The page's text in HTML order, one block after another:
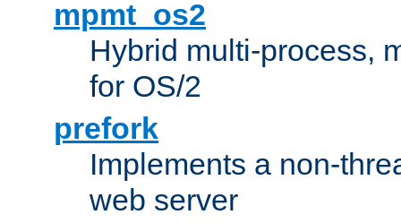
mpmt_os2
Hybrid multi-process,
for OS/2
prefork
Implements a non-
web server